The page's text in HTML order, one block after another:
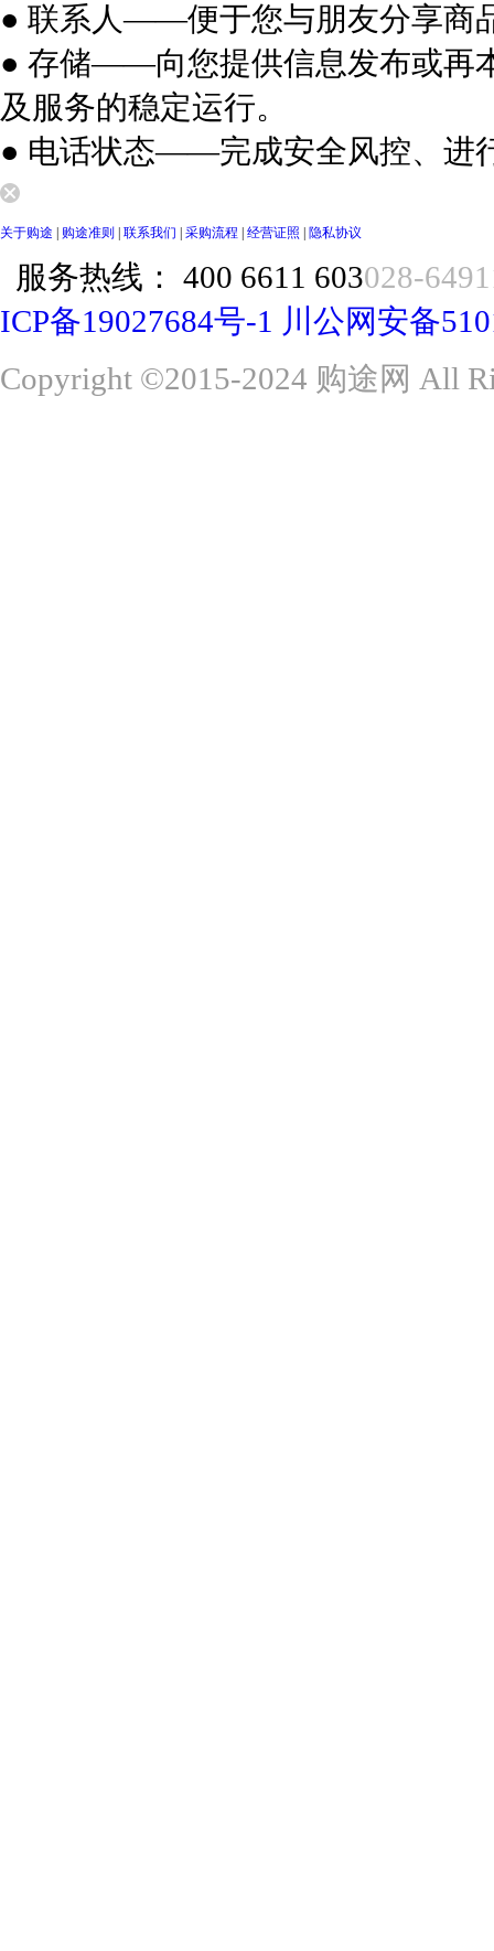
● 联系人——便于您与朋友分享商
● 存储——向您提供信息发布或再
及服务的稳定运行。
● 电话状态——完成安全风控、进
关于购途 购途准则 联系我们 采购流程 经营证照 隐私协议
服务热线： 400 6611 603028-
ICP备19027684号-1 川公网安备
Copyright ©2015-2024 购途网 All